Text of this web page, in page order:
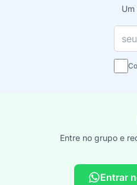
Entre no grupo e
Entrar